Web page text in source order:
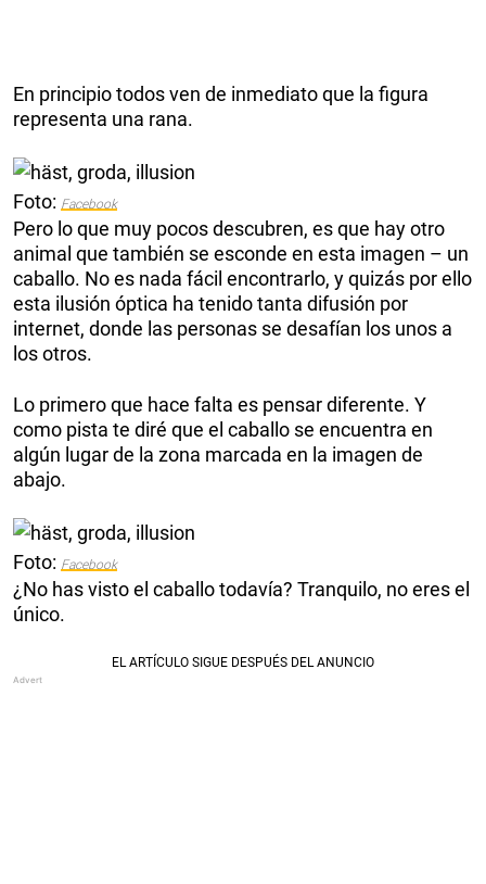
En principio todos ven de inmediato que la figura
representa una rana.
Foto: Facebook
Pero lo que muy pocos descubren, es que hay otro
animal que también se esconde en esta imagen – un
caballo. No es nada fácil encontrarlo, y quizás por ello
esta ilusión óptica ha tenido tanta difusión por
internet, donde las personas se desafían los unos a
los otros.
Lo primero que hace falta es pensar diferente. Y
como pista te diré que el caballo se encuentra en
algún lugar de la zona marcada en la imagen de
abajo.
Foto: Facebook
¿No has visto el caballo todavía? Tranquilo, no eres el
único.